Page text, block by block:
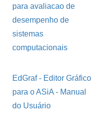
para avaliacao de
desempenho de
sistemas
computacionais
EdGraf - Editor Gráfico
para o ASiA - Manual
do Usuário